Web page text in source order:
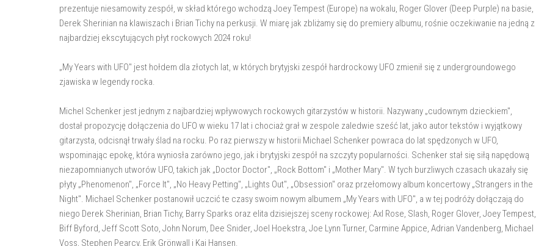
prezentuje niesamowity zespół, w skład którego wchodzą Joey Tempest (Europe) na wokalu, Roger Glover (Deep Purple) na basie,
Derek Sherinian na klawiszach i Brian Tichy na perkusji. W miarę jak zbliżamy się do premiery albumu, rośnie oczekiwanie na jedną z
najbardziej ekscytujących płyt rockowych 2024 roku!
„My Years with UFO" jest hołdem dla złotych lat, w których brytyjski zespół hardrockowy UFO zmienił się z undergroundowego
zjawiska w legendy rocka.
Michel Schenker jest jednym z najbardziej wpływowych rockowych gitarzystów w historii. Nazywany „cudownym dzieckiem",
dostał propozycję dołączenia do UFO w wieku 17 lat i chociaż grał w zespole zaledwie sześć lat, jako autor tekstów i wyjątkowy
gitarzysta, odcisnął trwały ślad na rocku. Po raz pierwszy w historii Michael Schenker powraca do lat spędzonych w UFO,
wspominając epokę, która wyniosła zarówno jego, jak i brytyjski zespół na szczyty popularności. Schenker stał się siłą napędową
niezapomnianych utworów UFO, takich jak „Doctor Doctor", „Rock Bottom" i „Mother Mary". W tych burzliwych czasach ukazały się
płyty „Phenomenon", „Force It", „No Heavy Petting", „Lights Out", „Obsession" oraz przełomowy album koncertowy „Strangers in the
Night". Michael Schenker postanowił uczcić te czasy swoim nowym albumem „My Years with UFO", a w tej podróży dołączają do
niego Derek Sherinian, Brian Tichy, Barry Sparks oraz elita dzisiejszej sceny rockowej: Axl Rose, Slash, Roger Glover, Joey Tempest,
Biff Byford, Jeff Scott Soto, John Norum, Dee Snider, Joel Hoekstra, Joe Lynn Turner, Carmine Appice, Adrian Vandenberg, Michael
Voss, Stephen Pearcy, Erik Grönwall i Kai Hansen.